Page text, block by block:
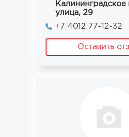
Калининградское
улица, 29
+7 4012 77-12-32
Оставить